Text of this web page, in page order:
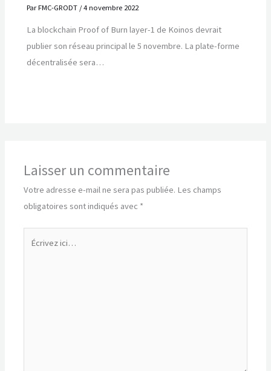
ParFMC-GRODT /4 novembre 2022
La blockchain Proof of Burn layer-1 de Koinos devrait
publier son réseau principal le 5 novembre. La plate-forme
décentralisée sera…
Laisser un commentaire
Votre adresse e-mail ne sera pas publiée. Les champs
obligatoires sont indiqués avec *